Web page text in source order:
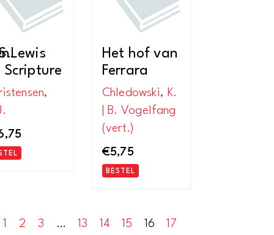
Scripture
Het hof van
Ferrara
Chledowski, K.
| B. Vogelfang
(vert.)
€5,75
BESTEL
1 2 3 … 13 14 15 16 17